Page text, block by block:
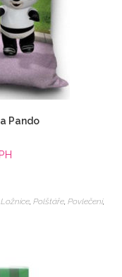
Pando
Ložnice Polštáře Povlečení,